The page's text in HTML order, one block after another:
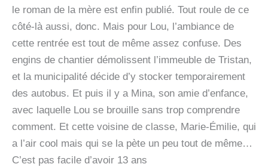
le roman de la mère est enfin publié. Tout roule de ce
côté-là aussi, donc. Mais pour Lou, l’ambiance de
cette rentrée est tout de même assez confuse. Des
engins de chantier démolissent l’immeuble de Tristan,
et la municipalité décide d’y stocker temporairement
des autobus. Et puis il y a Mina, son amie d’enfance,
avec laquelle Lou se brouille sans trop comprendre
comment. Et cette voisine de classe, Marie-Émilie, qui
a l’air cool mais qui se la pète un peu tout de même…
C’est pas facile d’avoir 13 ans